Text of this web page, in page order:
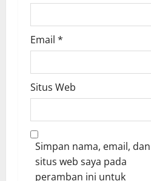
Email *
Situs Web
Simpan nama, email, dan
situs web saya pada
peramban ini untuk